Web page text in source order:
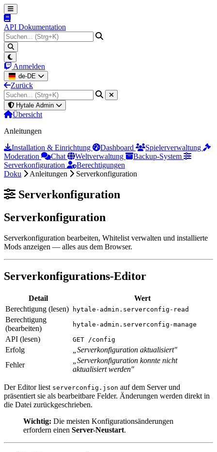
API Dokumentation
Anmelden
de-DE
Zurück
Hytale Admin
Übersicht
Anleitungen
Installation & Einrichtung
Dashboard
Spielerverwaltung
Moderation
Chat Weltverwaltung
Backup-System
Serverkonfiguration
Berechtigungen
Doku
Anleitungen Serverkonfiguration
Serverkonfiguration
Serverkonfiguration
Serverkonfiguration bearbeiten, Whitelist verwalten und installierte
Mods anzeigen — alles aus dem Browser.
Serverkonfigurations-Editor
Detail
Wert
Berechtigung (lesen)
hytale-admin.serverconfig-read
Berechtigung
(bearbeiten)
hytale-admin.serverconfig-manage
API (lesen) GET /config
Erfolg
„Serverkonfiguration aktualisiert"
Fehler
„Serverkonfiguration konnte nicht
aktualisiert werden"
Der Editor liest serverconfig.json auf dem Server und
präsentiert sie als bearbeitbare Felder. Änderungen werden direkt in
die Datei zurückgeschrieben.
Wichtig: Die meisten Konfigurationsänderungen
erfordern einen Server-Neustart.